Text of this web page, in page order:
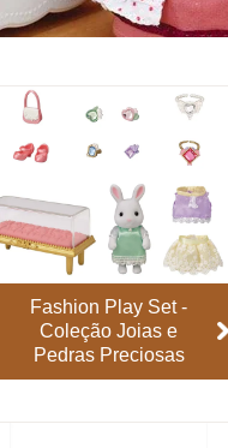
Fashion Play Set -
Coleção Joias e
Pedras Preciosas